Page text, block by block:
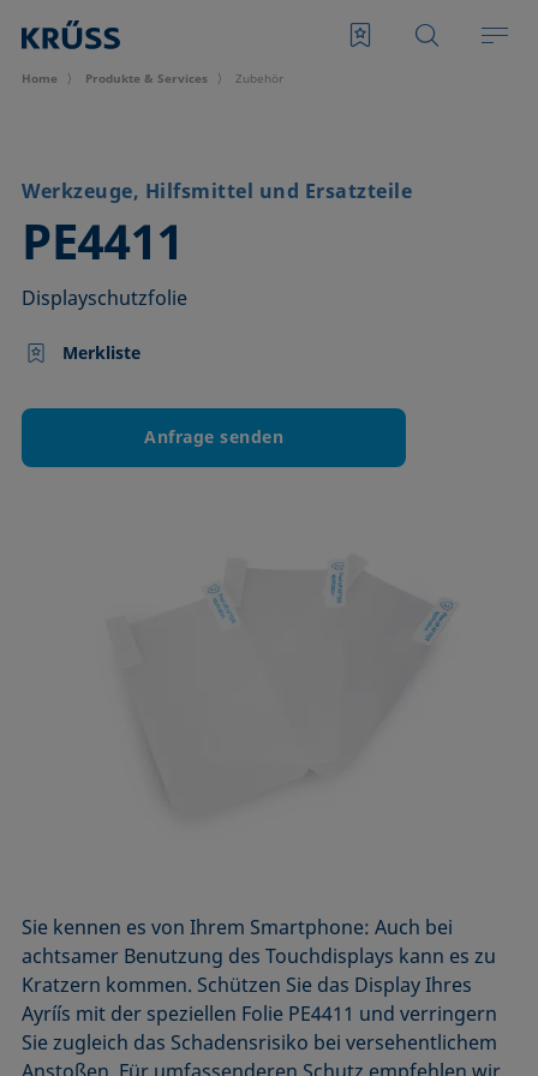
Home Produkte & Services Zubehör
Werkzeuge, Hilfsmittel und Ersatzteile
PE4411
–
Displayschutzfolie
Merkliste
Anfrage senden
Sie kennen es von Ihrem Smartphone: Auch bei
achtsamer Benutzung des Touchdisplays kann es zu
Kratzern kommen. Schützen Sie das Display Ihres
Ayríís mit der speziellen Folie PE4411 und verringern
Sie zugleich das Schadensrisiko bei versehentlichem